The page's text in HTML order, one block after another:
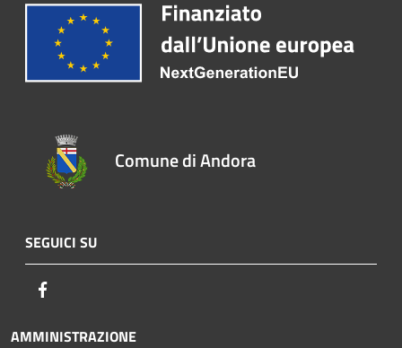
Comune di Andora
SEGUICI SU
AMMINISTRAZIONE